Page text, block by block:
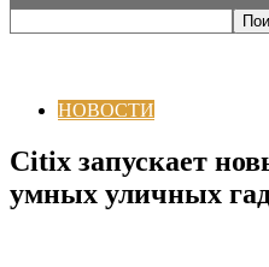
НОВОСТИ
Citix запускает
умных уличных